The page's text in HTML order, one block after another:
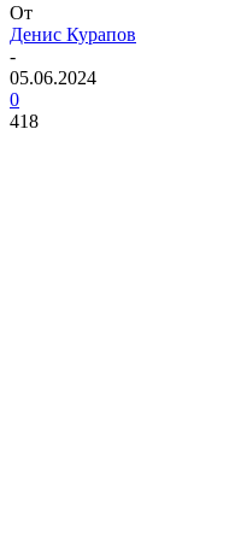
От
Денис Курапов
-
05.06.2024
0
418